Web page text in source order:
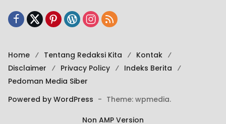
Home Tentang Redaksi Kita
Kontak
Disclaimer
Privacy Policy
Indeks Berita
Pedoman Media Siber
Powered by WordPress - Theme: wpmedia.
Non AMP Version